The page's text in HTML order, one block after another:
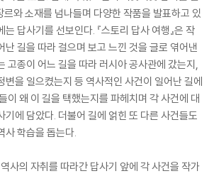
와 소재를 넘나들며 다양한 작품을 발표하고 있
답사기를 선보인다. 『스토리 답사 여행』은 작
난 길을 따라 걸으며 보고 느낀 것을 글로 엮어낸
고종이 어느 길을 따라 러시아 공사관에 갔는지,
변을 일으켰는지 등 역사적인 사건이 일어난 길에
이 왜 이 길을 택했는지를 파헤치며 각 사건에 대
기에 담았다. 더불어 길에 얽힌 또 다른 사건들도
사 학습을 돕는다.
사의 자취를 따라간 답사기 앞에 각 사건을 작가